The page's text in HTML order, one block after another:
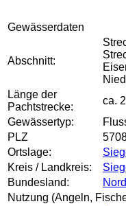
Gewässerdaten
Abschnitt:
Länge der
Pachtstrecke:
ca.
Gewässertyp:
PLZ
Ortslage:
Kreis / Landkreis:
Bundesland:
Nutzung (Angeln,